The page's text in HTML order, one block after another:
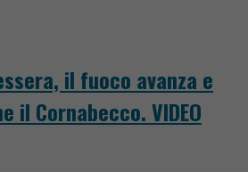
il fuoco avanza e
il Cornabecco. VIDEO